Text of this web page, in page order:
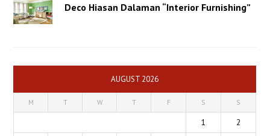
Deco Hiasan Dalaman “Interior Furnishing”
AUGUST 2026
M T W T F S S
1
2